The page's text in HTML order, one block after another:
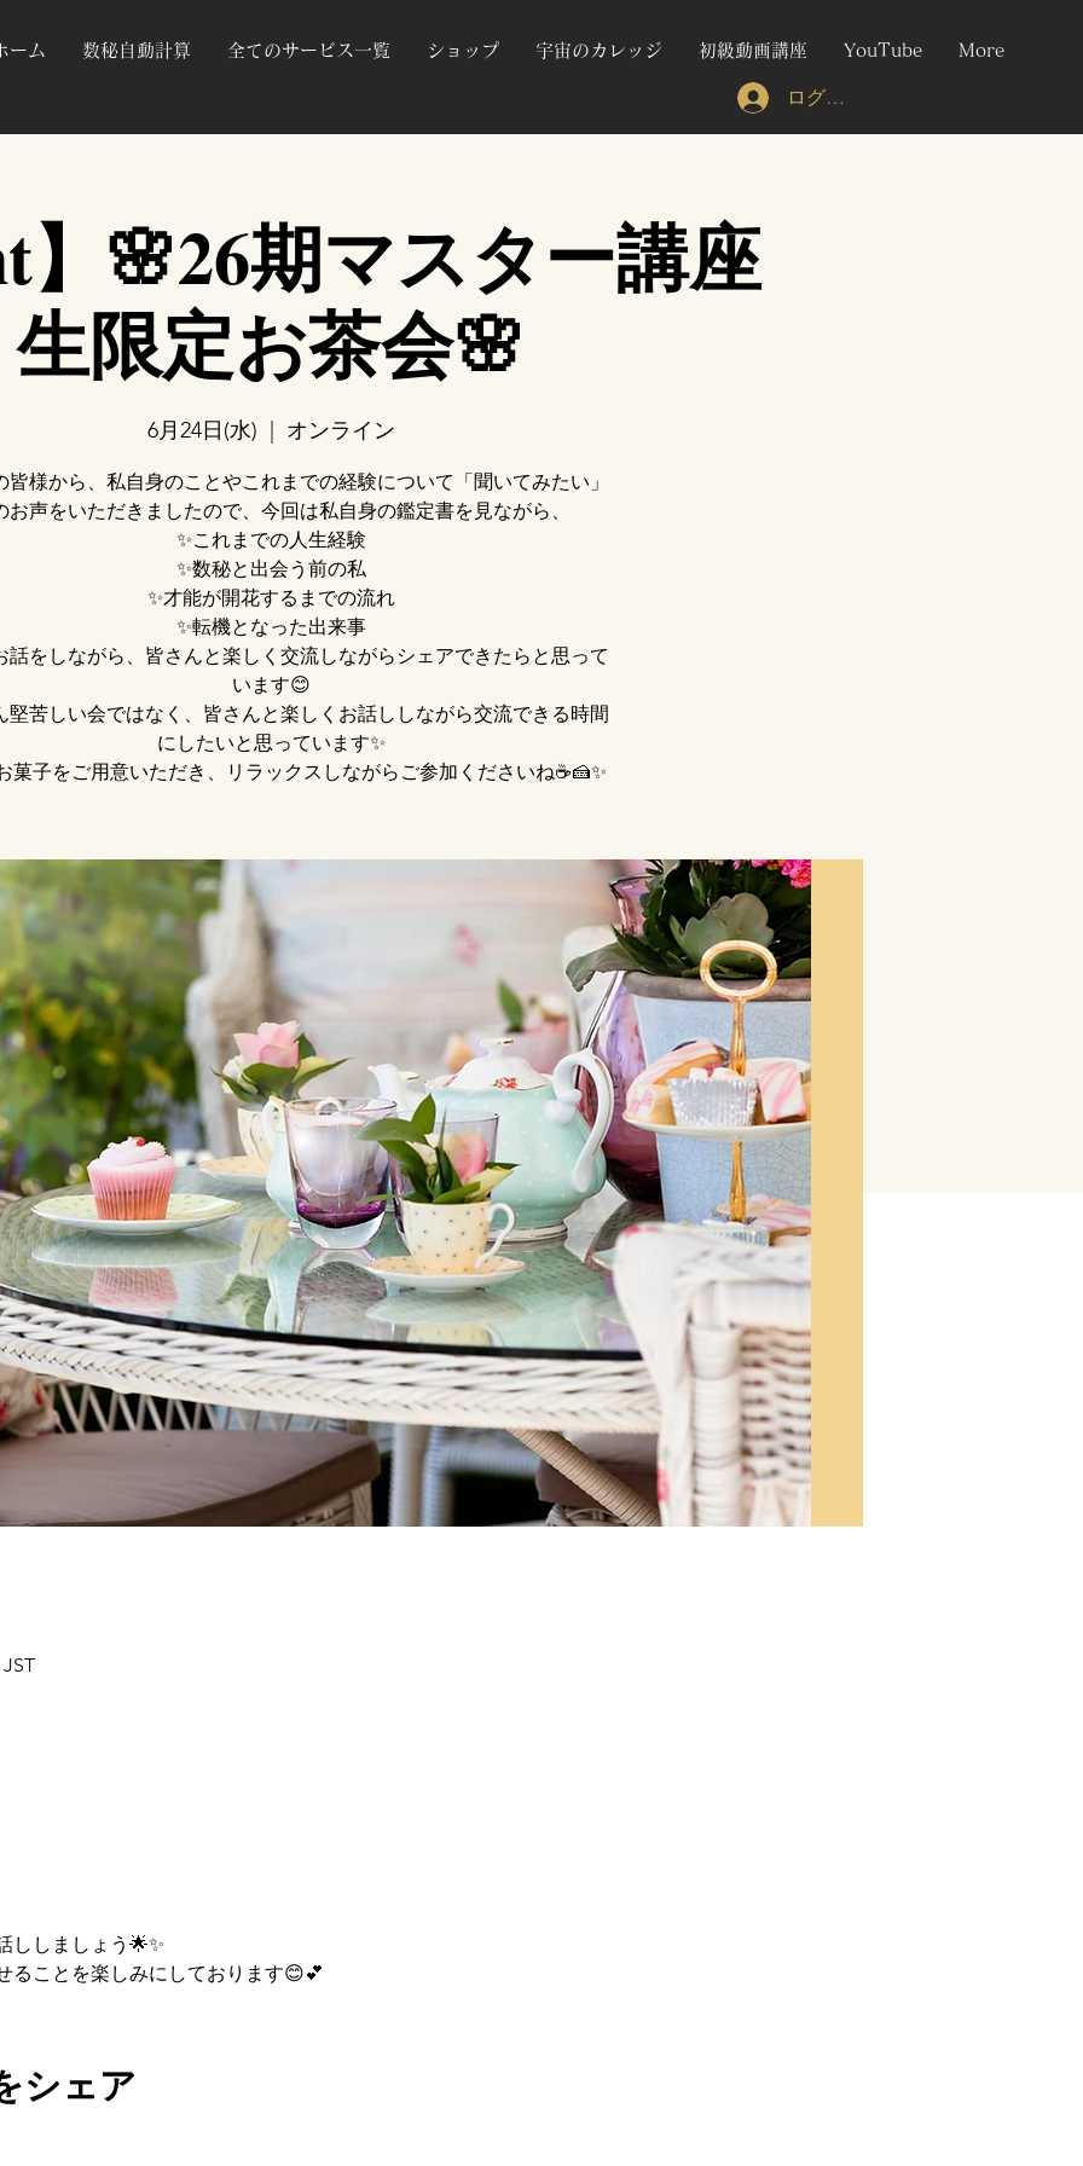
ーム 数秘自動計算 全てのサービス一覧 ショップ 宇宙のカレッジ 初級動画講座 YouTube More
ログイン
】🌸26期マスター講座
生限定お茶会🌸
6月24日(水) オンライン
皆様から、私自身のことやこれまでの経験について「聞いてみたい」
お声をいただきましたので、今回は私自身の鑑定書を見ながら、
✨これまでの人生経験
✨数秘と出会う前の私
✨才能が開花するまでの流れ
✨転機となった出来事
話をしながら、皆さんと楽しく交流しながらシェアできたらと思って
います😊
堅苦しい会ではなく、皆さんと楽しくお話ししながら交流できる時間
にしたいと思っています✨
菓子をご用意いただき、リラックスしながらご参加くださいね☕🍰✨
ししましょう🌟✨
ることを楽しみにしております😊💕
シェア